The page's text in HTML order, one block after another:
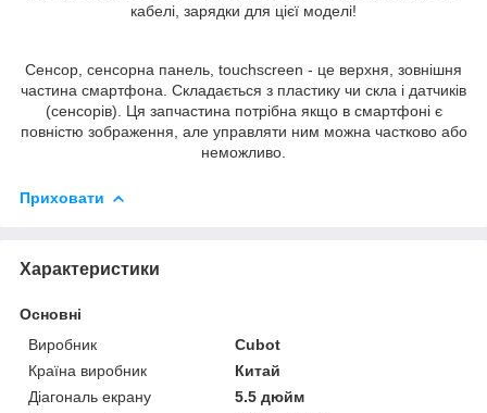
кабелі, зарядки для цієї моделі!
Сенсор, сенсорна панель, touchscreen - це верхня, зовнішня
частина смартфона. Складається з пластику чи скла і датчиків
(сенсорів). Ця запчастина потрібна якщо в смартфоні є
повністю зображення, але управляти ним можна частково або
неможливо.
Приховати
Характеристики
Основні
Виробник
Cubot
Країна виробник
Китай
Діагональ екрану
5.5 дюйм